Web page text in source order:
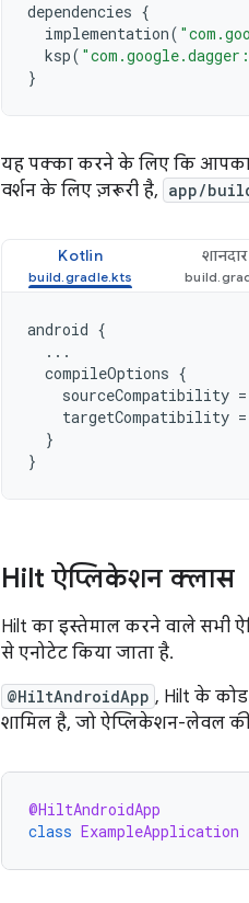
dependencies {
implementation(
ksp(
}
यह पक्का करने के लिए कि आपका
वर्शन के लिए ज़रूरी है, app/
Kotlin शानदार
android {
...
compileOptions {
sourceCompatibility =
targetCompatibility =
}
}
Hilt ऐप्लिकेशन क्लास
Hilt का इस्तेमाल करने वाले सभी
से एनोटेट किया जाता है.
@HiltAndroidApp , Hilt के
शामिल है, जो ऐप्लिकेशन-लेवल
@HiltAndroidApp
class ExampleApplication